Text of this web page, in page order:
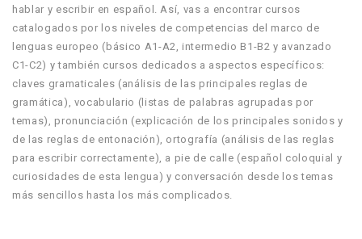
hablar y escribir en español. Así, vas a encontrar cursos
catalogados por los niveles de competencias del marco de
lenguas europeo (básico A1-A2, intermedio B1-B2 y avanzado
C1-C2) y también cursos dedicados a aspectos específicos:
claves gramaticales (análisis de las principales reglas de
gramática), vocabulario (listas de palabras agrupadas por
temas), pronunciación (explicación de los principales sonidos y
de las reglas de entonación), ortografía (análisis de las reglas
para escribir correctamente), a pie de calle (español coloquial y
curiosidades de esta lengua) y conversación desde los temas
más sencillos hasta los más complicados.